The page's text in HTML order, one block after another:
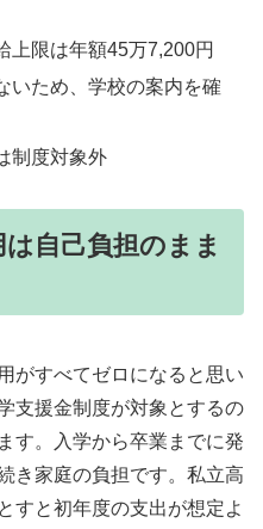
上限は年額45万7,200円
いため、学校の案内を確
制度対象外
自己負担のまま
がすべてゼロになると思い
支援金制度が対象とするの
す。入学から卒業までに発
き家庭の負担です。私立高
すと初年度の支出が想定よ